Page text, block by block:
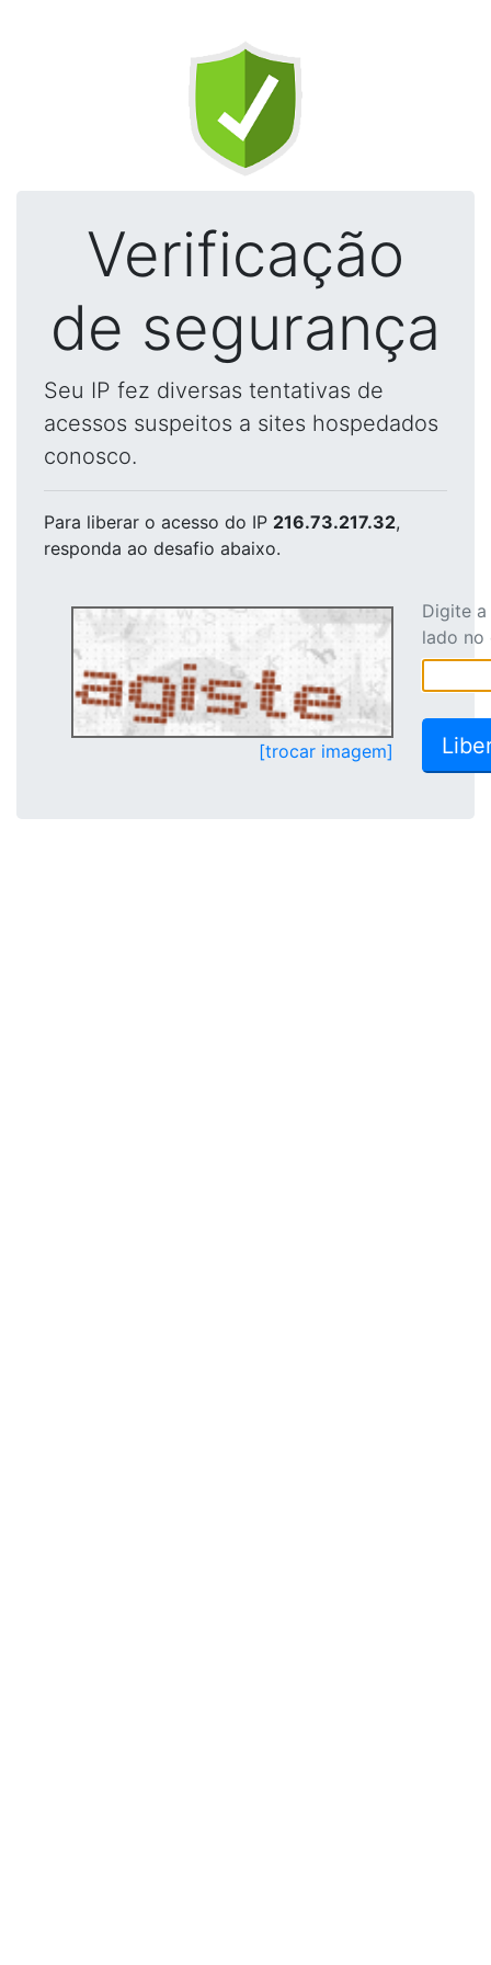
Verificação
de segurança
Seu IP fez diversas tentativas de
acessos suspeitos a sites hospedados
conosco.
Para liberar o acesso do IP 216.73.217.32,
responda ao desafio abaixo.
[trocar imagem]
Digite
lado no